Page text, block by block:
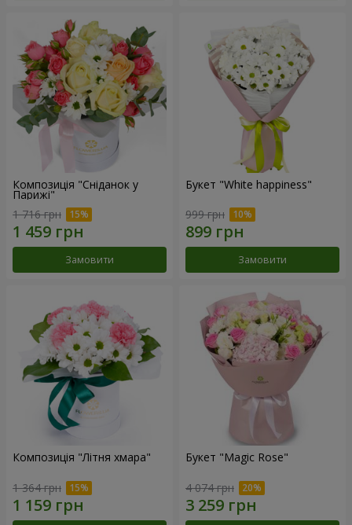
Композиція "Сніданок у
Парижі"
1 716 грн
Замовити
Букет "White happiness"
999 грн
Замовити
Композиція "Літня хмара"
1 364 грн
Букет "Magic Rose"
4 074 грн